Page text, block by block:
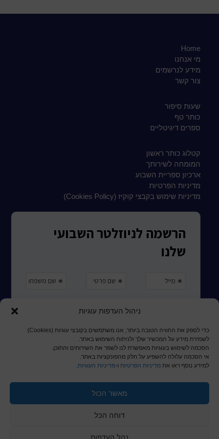
ניהול העדפות עוגיות
כדי לספק את החוויה הטובה ביותר, אנו משתמשים בקובצי עוגיות (Cookies)
לשמירת מידע על המכשיר שלך ולניתוח השימוש באתר.
הסכמה לשימוש בעוגיות מאפשרת לנו לשפר את השירותים והתוכן.
אי הסכמה עלולה להשפיע על חלק מהפונקציות באתר.
למידע נוסף ראו את מדיניות הפרטיות ו-מדיניות העוגיות.
מאשר הכול
דוחה הכל
נהל העדפות
Home
מי אנחנו
מידע לנרשמים
צור קשר
שעות סיפור
כותר טף
ספרים דיגיטליים
קטלוג כותר ראשון
המומחה לשירותך
ארכיון ספריית השבוע
מדיניות הפרטיות
מדיניות שימוש בקבצי קוקיז (Cookies Policy)
© כל הזכויות שמורות לכותר ראשון